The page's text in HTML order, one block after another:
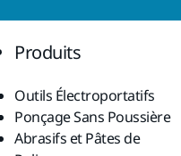
Produits
Outils Électroportatifs
Ponçage Sans Poussière
Abrasifs et Pâtes de